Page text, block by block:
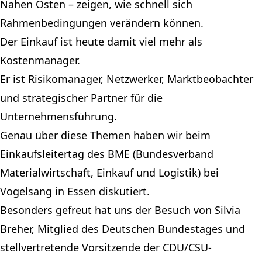
Nahen Osten – zeigen, wie schnell sich
Rahmenbedingungen verändern können.
Der Einkauf ist heute damit viel mehr als
Kostenmanager.
Er ist Risikomanager, Netzwerker, Marktbeobachter
und strategischer Partner für die
Unternehmensführung.
Genau über diese Themen haben wir beim
Einkaufsleitertag des BME (Bundesverband
Materialwirtschaft, Einkauf und Logistik) bei
Vogelsang in Essen diskutiert.
Besonders gefreut hat uns der Besuch von Silvia
Breher, Mitglied des Deutschen Bundestages und
stellvertretende Vorsitzende der CDU/CSU-